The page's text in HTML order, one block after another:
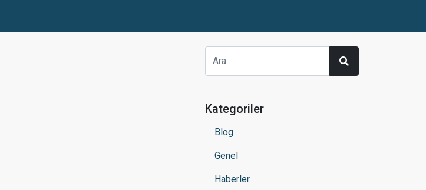
Kategoriler
Blog
Genel
Haberler